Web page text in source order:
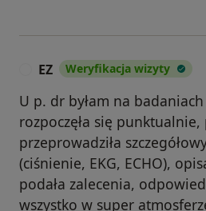
EZ Weryfikacja wizyty
U p. dr byłam na
rozpoczęła się punktualnie,
przeprowadziła
(ciśnienie, EKG, ECHO),
podała zalecenia,
wszystko w super